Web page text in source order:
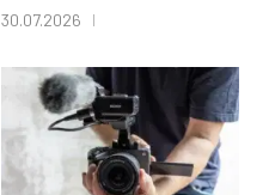
30.07.2026